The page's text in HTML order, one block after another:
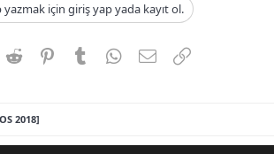
yazmak için giriş yap yada kayıt ol.
Reddit PinterestTumblrWhatsApp
E-postaLink
2018]